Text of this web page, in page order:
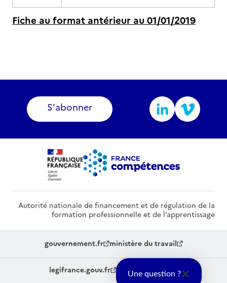
Fiche au format antérieur au 01/01/2019
S'abonner
Autorité nationale de financement et de régulation de la
formation professionnelle et de l’apprentissage
gouvernement.fr ministère du travail
legifrance.gouv.fr service-public.fr
Une question ?